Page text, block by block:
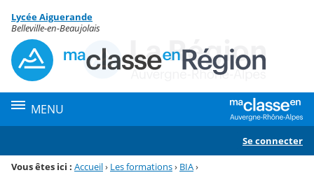
Menu de la rubrique
Contenu
Lycée Aiguerande
Belleville-en-Beaujolais
MENU
Se connecter
Vous êtes ici : Accueil› Les formations› BIA›